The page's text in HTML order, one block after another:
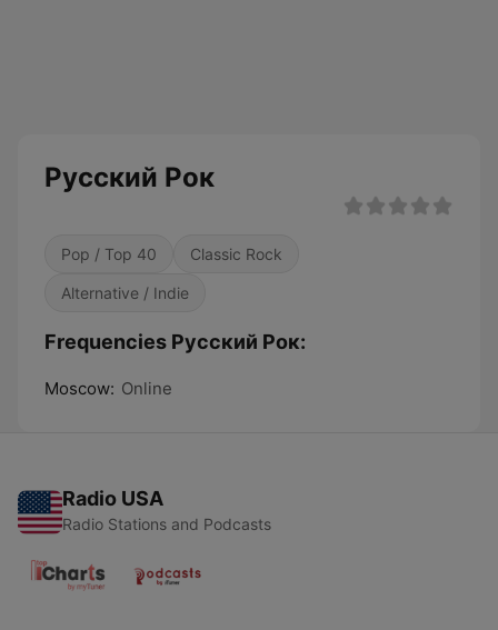
Русский Рок
Pop / Top 40 Classic Rock
Alternative / Indie
Frequencies Русский Рок:
Moscow: Online
Radio USA
Radio Stations and Podcasts